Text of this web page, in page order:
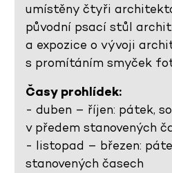
umístěny čtyři
původní psací stůl
a expozice o vývoji
s promítáním smyček
Časy prohlídek:
- duben – říjen: pátek,
v předem stanovených
- listopad – březen:
stanovených časech